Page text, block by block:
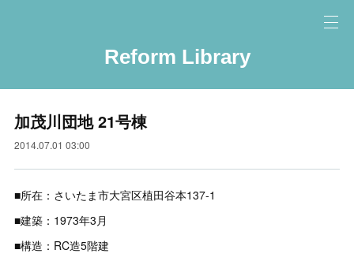
Reform Library
加茂川団地 21号棟
2014.07.01 03:00
■所在：さいたま市大宮区植田谷本137-1
■建築：1973年3月
■構造：RC造5階建